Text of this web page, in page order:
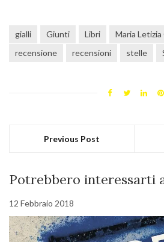
gialli Giunti Libri Maria
recensione
recensioni stelle
Previous Post
Potrebbero interessarti
12 Febbraio 2018